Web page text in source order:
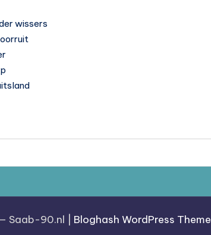
wissers
Saab-90.nl | Bloghash WordPress Theme